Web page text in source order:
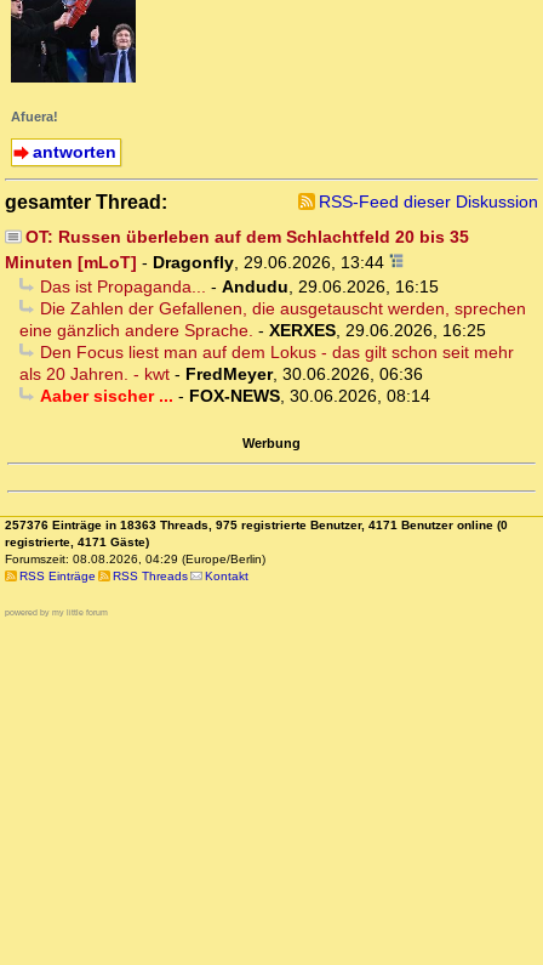
Afuera!
antworten
gesamter Thread:
RSS-Feed dieser Diskussion
OT: Russen überleben auf dem Schlachtfeld 20 bis 35
Minuten [mLoT] - Dragonfly 29.06.2026, 13:44
Das ist Propaganda...
- Andudu
29.06.2026, 16:15
Die Zahlen der Gefallenen, die ausgetauscht werden, sprechen
eine gänzlich andere Sprache. - XERXES 29.06.2026, 16:25
Den Focus liest man auf dem Lokus - das gilt schon seit mehr
als 20 Jahren. - kwt - FredMeyer, 30.06.2026, 06:36
Aaber sischer ... - FOX-NEWS, 30.06.2026, 08:14
Werbung
257376 Einträge in 18363 Threads, 975 registrierte Benutzer, 4171 Benutzer online (0
registrierte, 4171 Gäste)
Forumszeit: 08.08.2026, 04:29 (Europe/Berlin)
RSS Einträge
RSS Threads Kontakt
powered by my little forum